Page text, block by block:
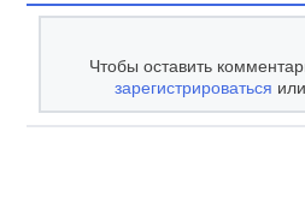
Чтобы оставить
зарегистрироваться